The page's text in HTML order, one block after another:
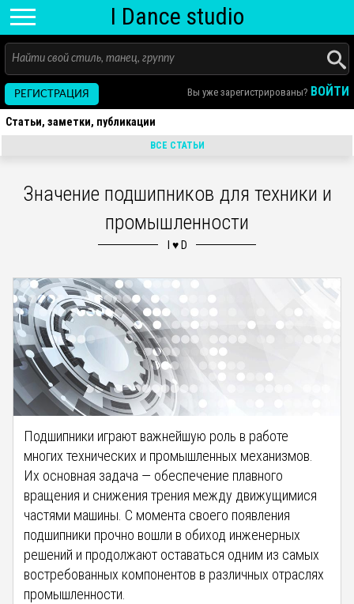
I Dance studio
Вы уже зарегистрированы? ВОЙТИ
РЕГИСТРАЦИЯ
Статьи, заметки, публикации
ВСЕ СТАТЬИ
Значение подшипников для техники и
промышленности
Подшипники играют важнейшую роль в работе
многих технических и промышленных механизмов.
Их основная задача — обеспечение плавного
вращения и снижения трения между движущимися
частями машины. С момента своего появления
подшипники прочно вошли в обиход инженерных
решений и продолжают оставаться одним из самых
востребованных компонентов в различных отраслях
промышленности.